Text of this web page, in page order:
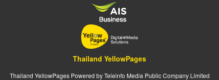
Thailand YellowPages
Thailand YellowPages Powered by Teleinfo Media Public Company Limited